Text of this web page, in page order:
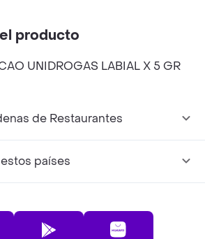
producto
UNIDROGAS LABIAL X 5 GR
de Restaurantes
países